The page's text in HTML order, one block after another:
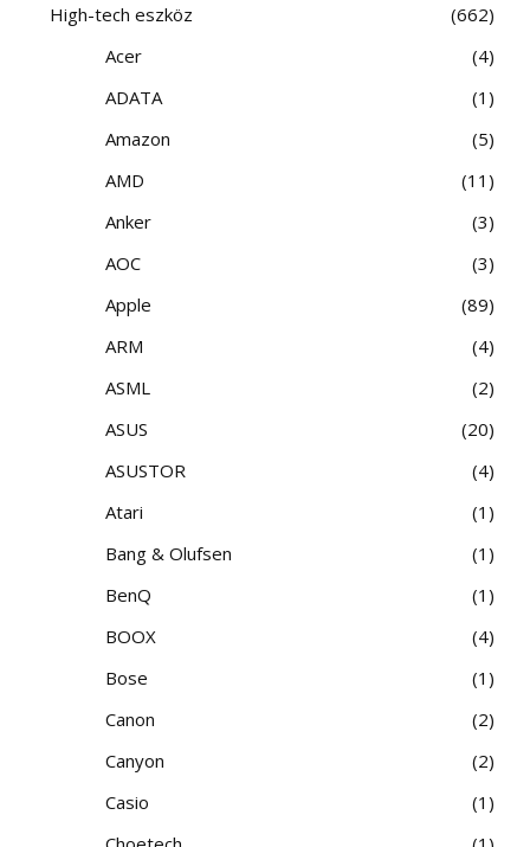
High-tech eszköz
662
Acer
4
ADATA
1
Amazon
5
AMD
11
Anker
3
AOC
3
Apple
89
ARM
4
ASML
2
ASUS
20
ASUSTOR
4
Atari
1
Bang & Olufsen
1
BenQ
1
BOOX
4
Bose
1
Canon
2
Canyon
2
Casio
1